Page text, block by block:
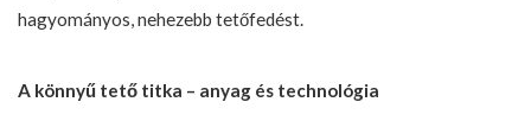
hagyományos, nehezebb tetőfedést.
A könnyű tető titka – anyag és technológia